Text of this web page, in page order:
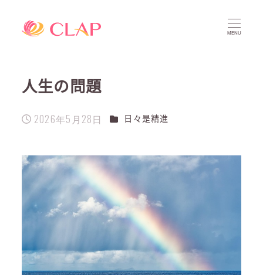
MENU
人生の問題
投稿日
2026年5月28日 カテゴリー
日々是精進